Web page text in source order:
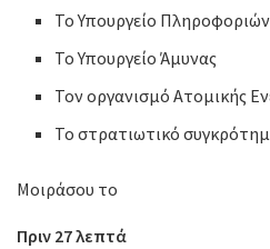
Το Υπουργείο Πληροφοριών
Το Υπουργείο Άμυνας
Τον οργανισμό Ατομικής
Το στρατιωτικό
Μοιράσου το
Πριν 27 λεπτά